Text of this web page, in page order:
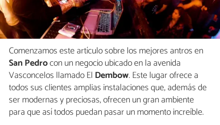
Comenzamos este artículo sobre los mejores antros en
San Pedrocon un negocio ubicado en la avenida
Vasconcelos llamado El Dembow. Este lugar ofrece a
todos sus clientes amplias instalaciones que, además de
ser modernas y preciosas, ofrecen un gran ambiente
para que así todos puedan pasar un momento increíble.